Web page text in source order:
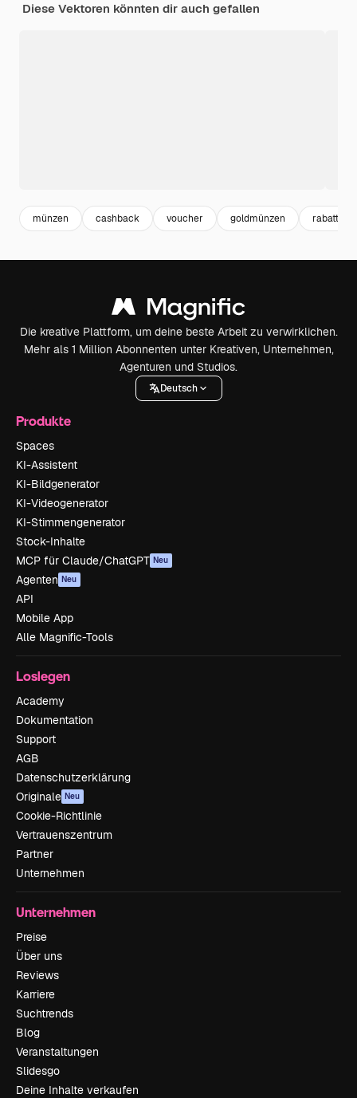
Diese Vektoren könnten dir auch gefallen
münzen cashback voucher goldmünzen rabatt
Die kreative Plattform, um deine beste Arbeit zu verwirklichen.
Mehr als 1 Million Abonnenten unter Kreativen, Unternehmen,
Agenturen und Studios.
Deutsch
Produkte
Spaces
KI-Assistent
KI-Bildgenerator
KI-Videogenerator
KI-Stimmengenerator
Stock-Inhalte
MCP für Claude/ChatGPT Neu
Agenten Neu
API
Mobile App
Alle Magnific-Tools
Loslegen
Academy
Dokumentation
Support
AGB
Datenschutzerklärung
Originale Neu
Cookie-Richtlinie
Vertrauenszentrum
Partner
Unternehmen
Unternehmen
Preise
Über uns
Reviews
Karriere
Suchtrends
Blog
Veranstaltungen
Slidesgo
Deine Inhalte verkaufen